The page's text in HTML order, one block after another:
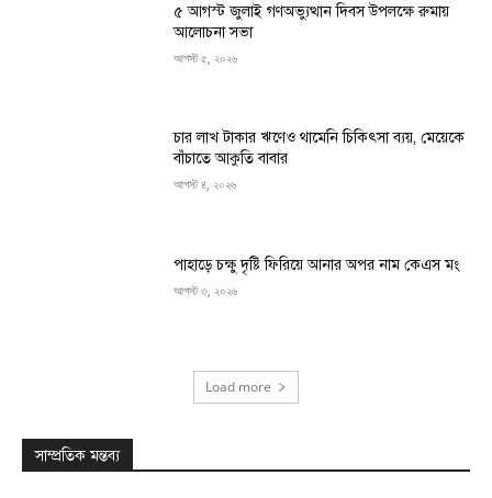
৫ আগস্ট জুলাই গণঅভ্যুত্থান দিবস উপলক্ষে রুমায়
আলোচনা সভা
আগস্ট ৫, ২০২৬
চার লাখ টাকার ঋণেও থামেনি চিকিৎসা ব্যয়, মেয়েকে
বাঁচাতে আকুতি বাবার
আগস্ট ৪, ২০২৬
পাহাড়ে চক্ষু দৃষ্টি ফিরিয়ে আনার অপর নাম কেএস মং
আগস্ট ৩, ২০২৬
Load more
সাম্প্রতিক মন্তব্য